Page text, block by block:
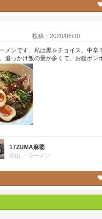
投稿：2020/06/30
メンです。私は黒をチョイス。中
追っかけ飯の量が多くて、お腹ポン
17ZUMA麻婆
谷山 ラーメン